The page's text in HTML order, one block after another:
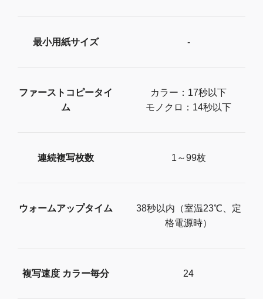
最小用紙サイズ -
ファーストコピータイ
ム
カラー：17秒以下
モノクロ：14秒以下
連続複写枚数 1～99枚
ウォームアップタイム
38秒以内（室温23℃、定
格電源時）
複写速度 カラー毎分 24